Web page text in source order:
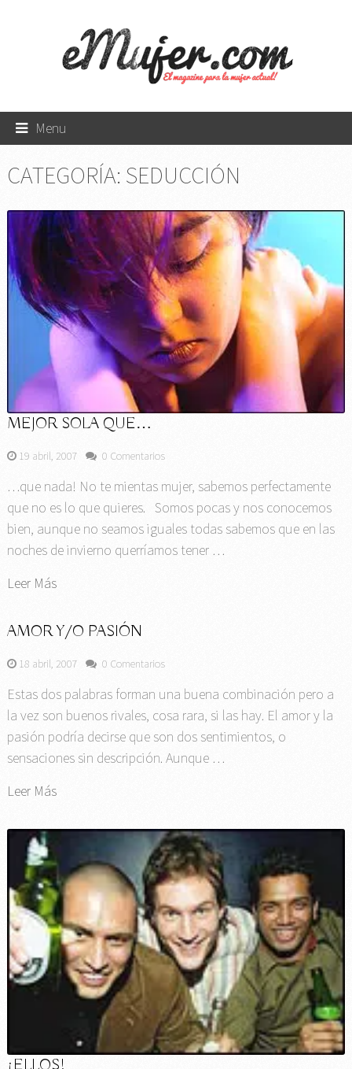
Menu
CATEGORÍA: SEDUCCIÓN
MEJOR SOLA QUE…
19 abril, 2007 0 Comentarios
…que nada! No te mientas mujer, sabemos perfectamente
que no es lo que quieres. Somos pocas y nos conocemos
bien, aunque no seamos iguales todas sabemos que en las
noches de invierno querríamos tener …
Leer Más
AMOR Y/O PASIÓN
18 abril, 2007 0 Comentarios
Estas dos palabras forman una buena combinación pero a
la vez son buenos rivales, cosa rara, si las hay. El amor y la
pasión podría decirse que son dos sentimientos, o
sensaciones sin descripción. Aunque …
Leer Más